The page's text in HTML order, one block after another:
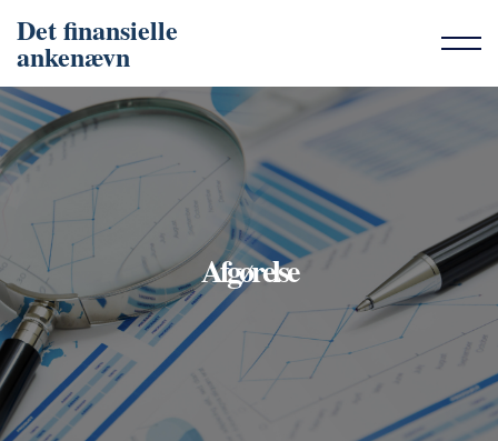
Det finansielle
ankenævn
Afgørelse